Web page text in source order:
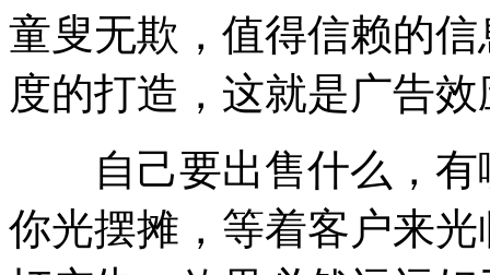
童叟无欺，值得信赖的
度的打造，这就是广告效
自己要出售什么，有
你光摆摊，等着客户来